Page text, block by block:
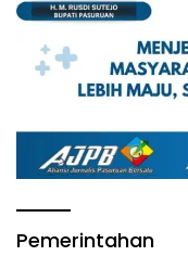
Pemerintahan